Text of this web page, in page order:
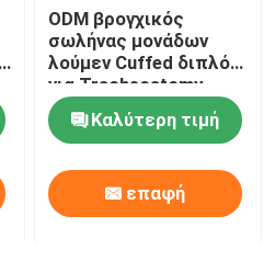
ODM βρογχικός
σωλήνας μονάδων
λούμεν Cuffed διπλός
για Tracheostomy
Καλύτερη τιμή
επαφή